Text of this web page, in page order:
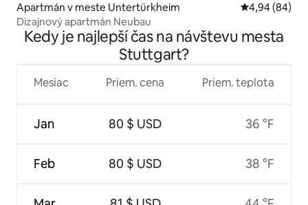
Apartmán v meste Untertürkheim Priemerné
4,94 (84)
Dizajnový apartmán Neubau
Kedy je najlepší čas na návštevu mesta
Stuttgart?
Mesiac
Jan
Feb
Priem. cena
80 $ USD
80 $ USD
Priem. teplota
36 °F
38 °F